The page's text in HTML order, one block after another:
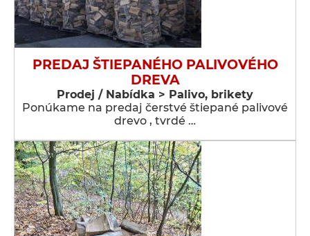
PREDAJ ŠTIEPANÉHO PALIVOVÉHO
DREVA
Prodej / Nabídka > Palivo, brikety
Ponúkame na predaj čerstvé štiepané palivové
drevo , tvrdé …